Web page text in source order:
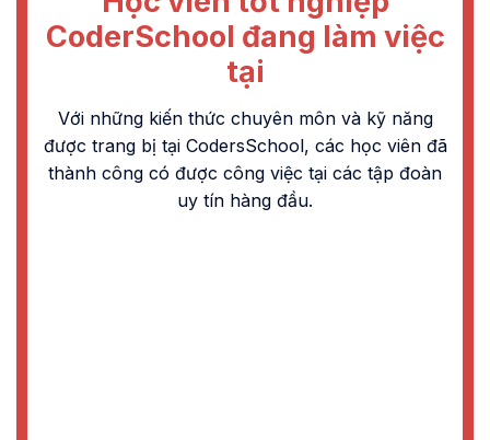
CoderSchool đang làm việc
tại
Với những kiến thức chuyên môn và kỹ năng
được trang bị tại CodersSchool, các học viên đã
thành công có được công việc tại các tập đoàn
uy tín hàng đầu.